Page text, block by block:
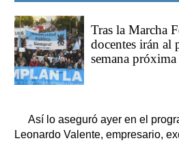
Tras la Marcha
docentes irán al
semana próxima
Así lo aseguró ayer en el
Leonardo Valente, empresario,